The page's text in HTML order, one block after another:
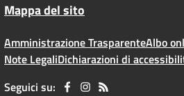
Mappa del sito
Amministrazione TrasparenteAlbo
Note LegaliDichiarazioni di
Seguici su: